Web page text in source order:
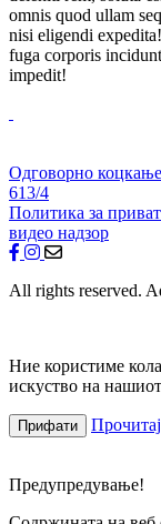
omnis quod ullam
nisi eligendi
fuga corporis
impedit!
Одговорно коцкање
613/4
Политика за
видео надзор
All rights reserved.
Ние користиме
искуство на нашиот
Прифати
Предупредување!